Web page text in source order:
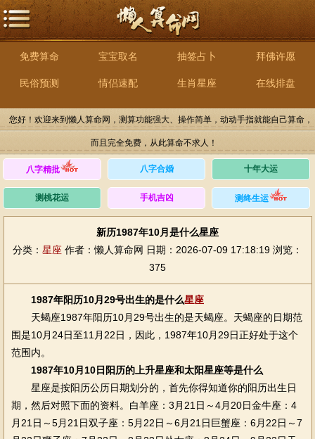
免费算命 宝宝取名 抽签占卜 拜佛许愿
民俗预测 情侣速配 生肖星座 在线排盘
您好！欢迎来到懒人算命网，测算功能强大、操作简单，动动手指就能自己算命，
而且完全免费，从此算命不求人！
八字精批 八字合婚 十年大运
测桃花运 手机吉凶 测终生运
新历1987年10月是什么星座
分类： 星座 作者：懒人算命网 日期：2026-07-09 17:18:19 浏览：
375
1987年阳历10月29号出生的是什么星座
天蝎座1987年阳历10月29号出生的是天蝎座。天蝎座的日期范
围是10月24日至11月22日，因此，1987年10月29日正好处于这个
范围内。
1987年10月10日阳历的上升星座和太阳星座等是什么
星座是按阳历公历日期划分的，首先你得知道你的阳历出生日
期，然后对照下面的资料。白羊座：3月21日～4月20日金牛座：4
月21日～5月21日双子座：5月22日～6月21日巨蟹座：6月22日～7